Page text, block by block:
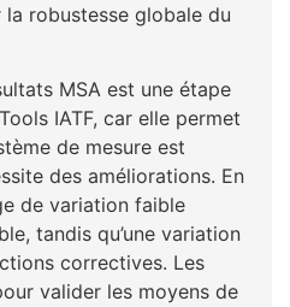
la robustesse globale du
MSA est une étape
IATF, car elle permet
de mesure est
des améliorations. En
de variation faible
tandis qu’une variation
correctives. Les
valider les moyens de